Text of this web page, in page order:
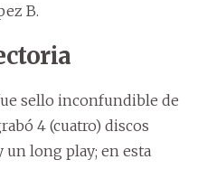
B.
sello inconfundible de
4 (cuatro) discos
un long play; en esta